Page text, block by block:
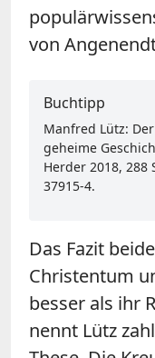
von
Buchtipp
Manfred Lütz:
geheime
Herder 2018, 288
37915-4.
Das Fazit
Christentum
besser als ihr
nennt Lütz